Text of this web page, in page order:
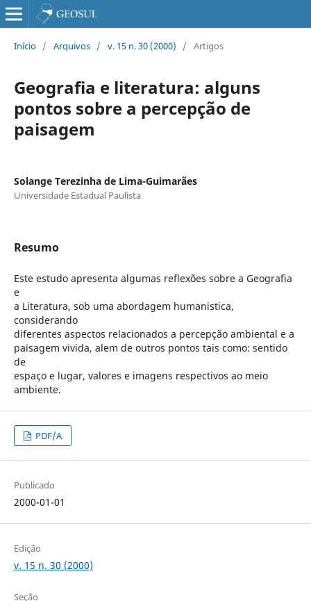
Início / Arquivos / v. 15 n. 30 (2000) / Artigos
Geografia e literatura: alguns
pontos sobre a percepção de
paisagem
Solange Terezinha de Lima-Guimarães
Universidade Estadual Paulista
Resumo
Este estudo apresenta algumas reflexões sobre a Geografia
e
a Literatura, sob uma abordagem humanistica,
considerando
diferentes aspectos relacionados a percepção ambiental e a
paisagem vivida, alem de outros pontos tais como: sentido
de
espaço e lugar, valores e imagens respectivos ao meio
ambiente.
PDF/A
Publicado
2000-01-01
Edição
v. 15 n. 30 (2000)
Seção